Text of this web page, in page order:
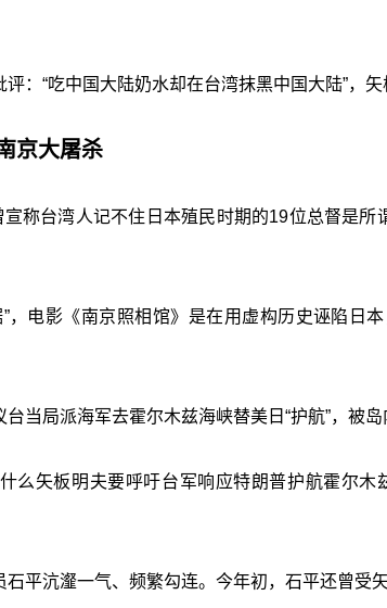
：“吃中国大陆奶水却在台湾抹黑中国大陆”，矢
京大屠杀
称台湾人记不住日本殖民时期的19位总督是所
，电影《南京照相馆》是在用虚构历史诬陷日
当局派海军去霍尔木兹海峡替美日“护航”，被岛
么矢板明夫要呼吁台军响应特朗普护航霍尔木
平沆瀣一气、频繁勾连。今年初，石平还曾受